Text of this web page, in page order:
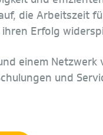
die Arbeitszeit
Erfolg
einem Netzwerk
und